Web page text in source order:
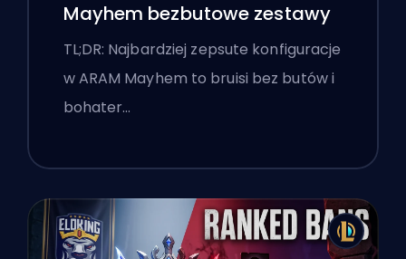
Mayhem bezbutowe zestawy
TL;DR: Najbardziej zepsute konfiguracje
w ARAM Mayhem to bruisi bez butów i
bohater…